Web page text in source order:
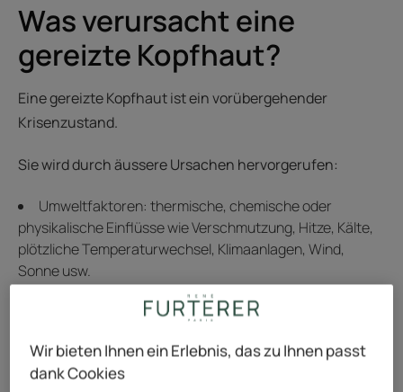
Was verursacht eine
gereizte Kopfhaut?
Eine gereizte Kopfhaut ist ein vorübergehender
Krisenzustand.
Sie wird durch äussere Ursachen hervorgerufen:
Umweltfaktoren: thermische, chemische oder
physikalische Einflüsse wie Verschmutzung, Hitze, Kälte,
plötzliche Temperaturwechsel, Klimaanlagen, Wind,
Sonne usw.
Rauchen, Schuppenbildung,
Talgproduktionsstörungen, häufiges Helmtragen ...
ungeeignete und/oder aggressive Haarprodukte,
heisse Haartrockner ...
Wir bieten Ihnen ein Erlebnis, das zu Ihnen passt
dank Cookies